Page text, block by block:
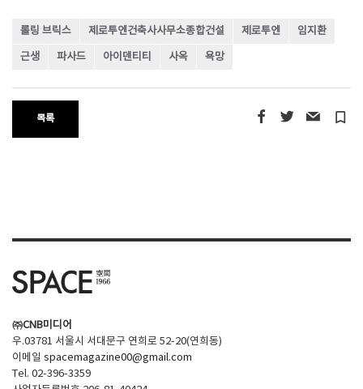
롤링 브릭스 제로투엔건축사사무소종합건설 제로투엔 임지환
근생 파사드 아이덴티티 사옥 욕망
목록 turned_in_not
㈜CNB미디어
우.03781 서울시 서대문구 연희로 52-20(연희동)
이메일 spacemagazine00@gmail.com
Tel. 02-396-3359